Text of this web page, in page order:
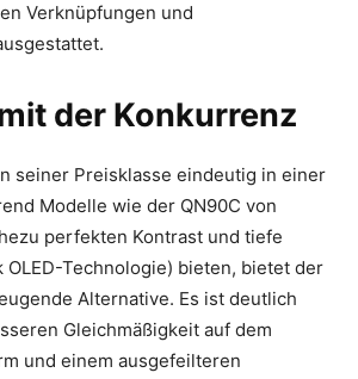
Verknüpfungen und
der Konkurrenz
seiner Preisklasse eindeutig in einer
Modelle wie der QN90C von
perfekten Kontrast und tiefe
OLED-Technologie) bieten, bietet der
Alternative. Es ist deutlich
Gleichmäßigkeit auf dem
und einem ausgefeilteren